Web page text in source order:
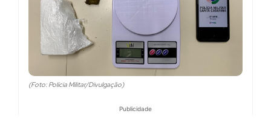
(Foto: Polícia Militar/Divulgação)
Publicidade